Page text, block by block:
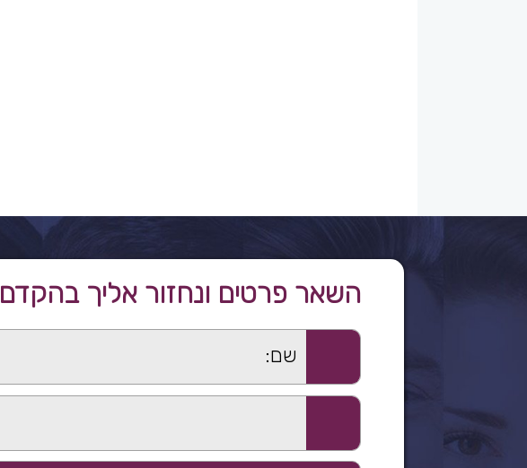
השאר פרטים ונחזור אליך בהקדם